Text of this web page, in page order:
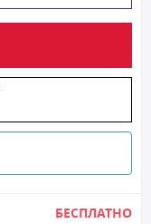
БЕСПЛАТНО